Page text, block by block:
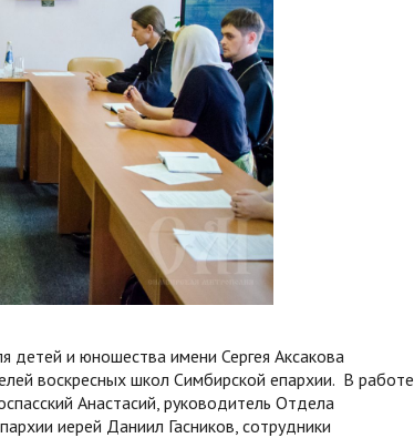
и юношества имени Сергея Аксакова
воскресных школ Симбирской епархии. В работе
Анастасий, руководитель Отдела
иерей Даниил Гасников, сотрудники